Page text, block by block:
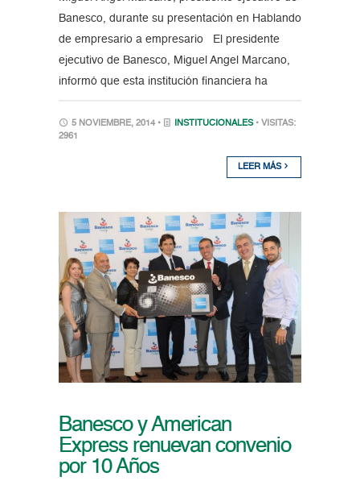
Banesco, durante su presentación en Hablando
de empresario a empresario El presidente
ejecutivo de Banesco, Miguel Angel Marcano,
informó que esta institución financiera ha
5 NOVIEMBRE, 2014 • INSTITUCIONALES • VISITAS:
2961
LEER MÁS
Banesco y American
Express renuevan convenio
por 10 Años